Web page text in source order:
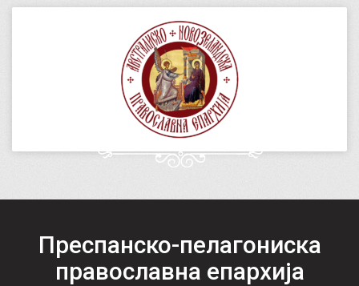
Преспанско-пелагониска
православна епархија